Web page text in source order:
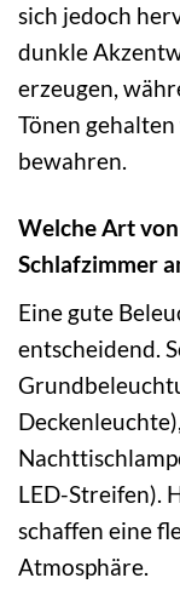
sich jedoch
dunkle
erzeugen,
Tönen
bewahren.
Welche Art
Schlafzimmer
Eine gute
entscheidend.
LED-Streifen).
schaffen eine
Atmosphäre.